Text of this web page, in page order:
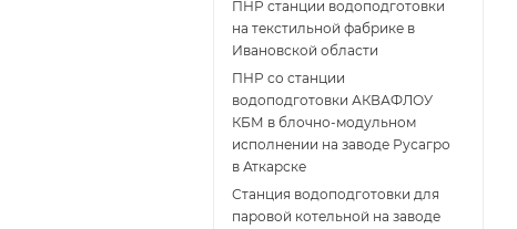
ПНР станции водоподготовки
на текстильной фабрике в
Ивановской области
ПНР со станции
водоподготовки АКВАФЛОУ
КБМ в блочно-модульном
исполнении на заводе Русагро
в Аткарске
Станция водоподготовки для
паровой котельной на заводе